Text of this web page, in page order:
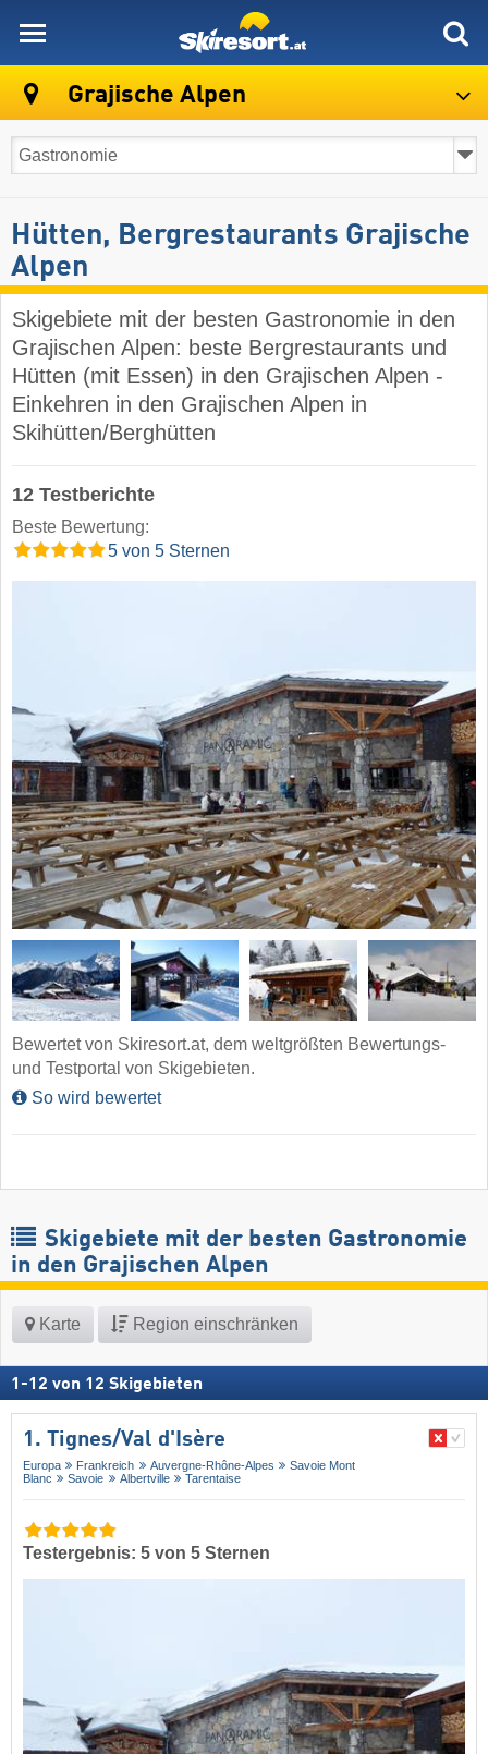
Grajische Alpen
Hütten, Bergrestaurants Grajische
Alpen
Skigebiete mit der besten Gastronomie in den
Grajischen Alpen: beste Bergrestaurants und
Hütten (mit Essen) in den Grajischen Alpen -
Einkehren in den Grajischen Alpen in
Skihütten/Berghütten
12 Testberichte
Beste Bewertung:
5 von 5 Sternen
Bewertet von Skiresort.at, dem weltgrößten Bewertungs-
und Testportal von Skigebieten.
So wird bewertet
Skigebiete mit der besten Gastronomie
in den Grajischen Alpen
Karte Region einschränken
1 -12 von 12 Skigebieten
1. Tignes/​Val d'Isère
Europa Frankreich Auvergne-Rhône-Alpes
Savoie Mont
Blanc
Savoie Albertville Tarentaise
Testergebnis: 5 von 5 Sternen